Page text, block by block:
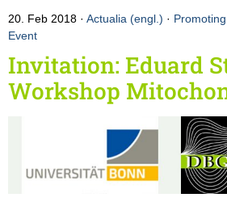
20. Feb 2018 Actualia (engl.) ·
Event
Invitation: Eduard
Workshop